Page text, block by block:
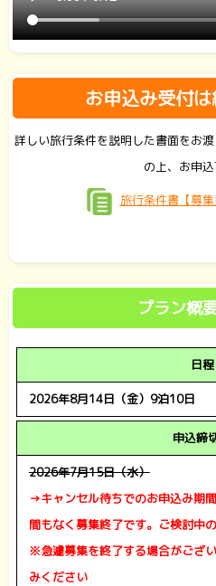
お申込み受付
詳しい旅行条件を説明した書面をお
の上、お申込
旅行条件書【募集
プラン概
日程
2026年8月14日（金）9泊10日
申込締
2026年7月15日（水）
→キャンセル待ちでのお申込み期
間もなく募集終了です。ご検討中
※急遽募集を終了する場合がござ
みください